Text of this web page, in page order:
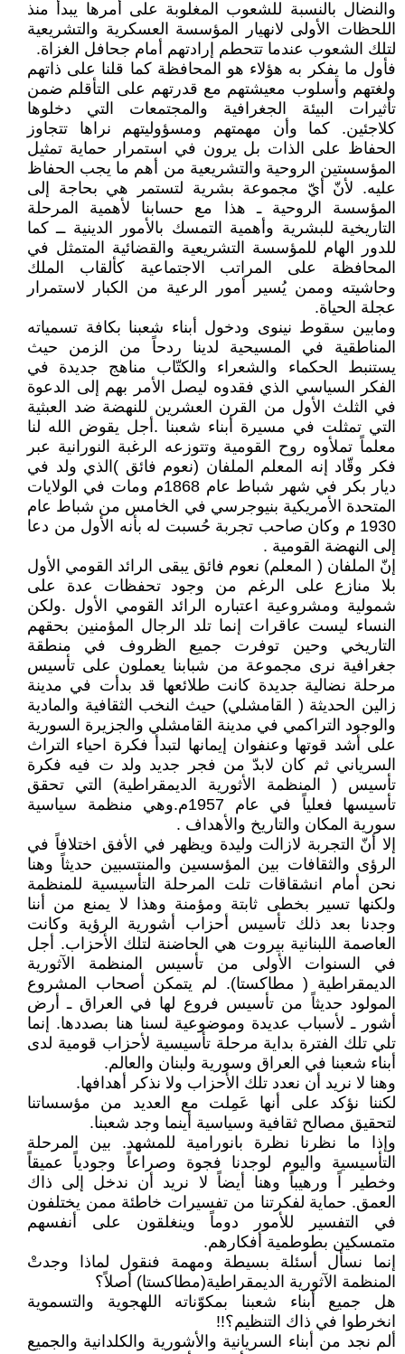
والنضال بالنسبة للشعوب المغلوبة على أمرها يبدأ منذ
اللحظات الأولى لانهيار المؤسسة العسكرية والتشريعية
لتلك الشعوب عندما تتحطم إرادتهم أمام جحافل الغزاة.
فأول ما يفكر به هؤلاء هو المحافظة كما قلنا على ذاتهم
ولغتهم وأسلوب معيشتهم مع قدرتهم على التأقلم ضمن
تأثيرات البيئة الجغرافية والمجتمعات التي دخلوها
كلاجئين. كما وأن مهمتهم ومسؤوليتهم نراها تتجاوز
الحفاظ على الذات بل يرون في استمرار حماية تمثيل
المؤسستين الروحية والتشريعية من أهم ما يجب الحفاظ
عليه. لأنّ أيّ مجموعة بشرية لتستمر هي بحاجة إلى
المؤسسة الروحية ـ هذا مع حسابنا لأهمية المرحلة
التاريخية للبشرية وأهمية التمسك بالأمور الدينية ــ كما
للدور الهام للمؤسسة التشريعية والقضائية المتمثل في
المحافظة على المراتب الاجتماعية كألقاب الملك
وحاشيته وممن يُسير أمور الرعية من الكبار لاستمرار
عجلة الحياة.
ومابين سقوط نينوى ودخول أبناء شعبنا بكافة تسمياته
المناطقية في المسيحية لدينا ردحاً من الزمن حيث
يستنبط الحكماء والشعراء والكتّاب مناهج جديدة في
الفكر السياسي الذي فقدوه ليصل الأمر بهم إلى الدعوة
في الثلث الأول من القرن العشرين للنهضة ضد العبثية
التي تمثلت في مسيرة أبناء شعبنا .أجل يقوض الله لنا
معلماً تملأوه روح القومية وتتوزعه الرغبة النورانية عبر
فكر وقّاد إنه المعلم الملفان (نعوم فائق )الذي ولد في
ديار بكر في شهر شباط عام 1868م ومات في الولايات
المتحدة الأمريكية بنيوجرسي في الخامس من شباط عام
1930 م وكان صاحب تجربة حُسبت له بأنه الأول من دعا
إلى النهضة القومية .
إنّ الملفان ( المعلم) نعوم فائق يبقى الرائد القومي الأول
بلا منازع على الرغم من وجود تحفظات عدة على
شمولية ومشروعية اعتباره الرائد القومي الأول .ولكن
النساء ليست عاقرات إنما تلد الرجال المؤمنين بحقهم
التاريخي وحين توفرت جميع الظروف في منطقة
جغرافية نرى مجموعة من شبابنا يعملون على تأسيس
مرحلة نضالية جديدة كانت طلائعها قد بدأت في مدينة
زالين الحديثة ( القامشلي) حيث النخب الثقافية والمادية
والوجود التراكمي في مدينة القامشلي والجزيرة السورية
على أشد قوتها وعنفوان إيمانها لتبدأ فكرة احياء التراث
السرياني ثم كان لابدّ من فجر جديد ولد ت فيه فكرة
تأسيس ( المنظمة الأثورية الديمقراطية) التي تحقق
تأسيسها فعلياً في عام 1957م.وهي منظمة سياسية
سورية المكان والتاريخ والأهداف .
إلا أنّ التجربة لازالت وليدة ويظهر في الأفق اختلافاً في
الرؤى والثقافات بين المؤسسين والمنتسبين حديثاً وهنا
نحن أمام انشقاقات تلت المرحلة التأسيسية للمنظمة
ولكنها تسير بخطى ثابتة ومؤمنة وهذا لا يمنع من أننا
وجدنا بعد ذلك تأسيس أحزاب أشورية الرؤية وكانت
العاصمة اللبنانية بيروت هي الحاضنة لتلك الأحزاب. أجل
في السنوات الأولى من تأسيس المنظمة الآثورية
الديمقراطية ( مطاكستا). لم يتمكن أصحاب المشروع
المولود حديثاً من تأسيس فروع لها في العراق ـ أرض
أشور ـ لأسباب عديدة وموضوعية لسنا هنا بصددها. إنما
تلي تلك الفترة بداية مرحلة تأسيسية لأحزاب قومية لدى
أبناء شعبنا في العراق وسورية ولبنان والعالم.
وهنا لا نريد أن نعدد تلك الأحزاب ولا نذكر أهدافها.
لكننا نؤكد على أنها عَمِلت مع العديد من مؤسساتنا
لتحقيق مصالح ثقافية وسياسية أينما وجد شعبنا.
وإذا ما نظرنا نظرة بانورامية للمشهد. بين المرحلة
التأسيسية واليوم لوجدنا فجوة وصراعاً وجودياً عميقاً
وخطير اً ورهيباً وهنا أيضاً لا نريد أن ندخل إلى ذاك
العمق. حماية لفكرتنا من تفسيرات خاطئة ممن يختلفون
في التفسير للأمور دوماً وينغلقون على أنفسهم
متمسكين بطوطمية أفكارهم.
إنما نسأل أسئلة بسيطة ومهمة فنقول لماذا وجدتْ
المنظمة الآثورية الديمقراطية(مطاكستا) أصلاً؟
هل جميع أبناء شعبنا بمكوّناته اللهجوية والتسموية
انخرطوا في ذاك التنظيم؟!!
ألم نجد من أبناء السريانية والأشورية والكلدانية والجميع